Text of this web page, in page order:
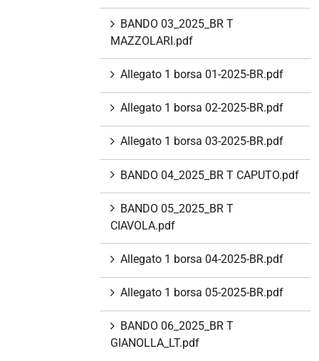
BANDO 03_2025_BR T
MAZZOLARI.pdf
Allegato 1 borsa 01-2025-BR.pdf
Allegato 1 borsa 02-2025-BR.pdf
Allegato 1 borsa 03-2025-BR.pdf
BANDO 04_2025_BR T CAPUTO.pdf
BANDO 05_2025_BR T
CIAVOLA.pdf
Allegato 1 borsa 04-2025-BR.pdf
Allegato 1 borsa 05-2025-BR.pdf
BANDO 06_2025_BR T
GIANOLLA_LT.pdf